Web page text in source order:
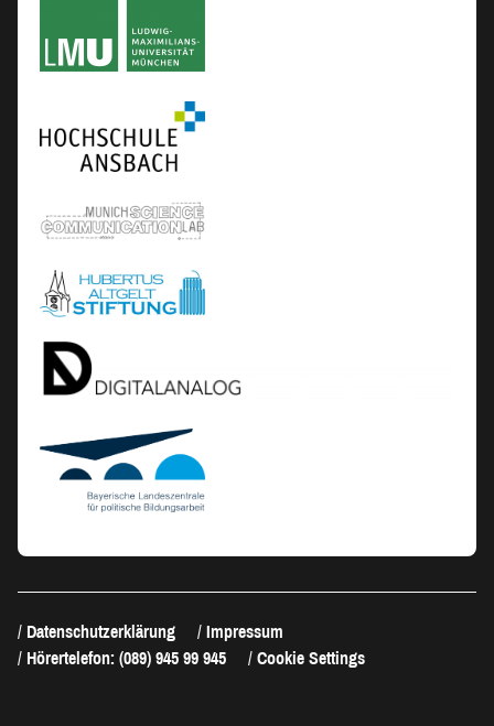
Datenschutzerklärung
Impressum
Hörertelefon: (089) 945 99 945
Cookie Settings